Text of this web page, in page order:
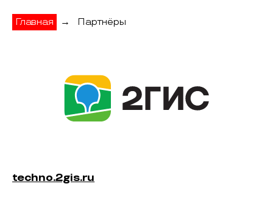
Главная → Партнёры
techno.2gis.ru